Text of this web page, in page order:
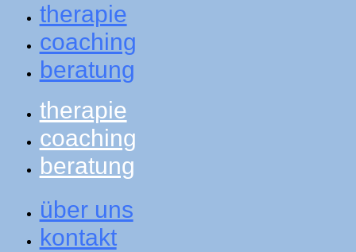
therapie
coaching
beratung
therapie
coaching
beratung
über uns
kontakt